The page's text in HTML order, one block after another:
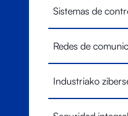
Sistemas de
Redes de
Industriako